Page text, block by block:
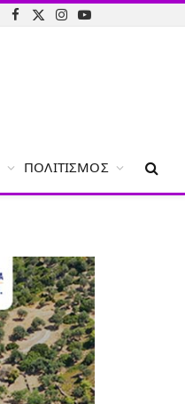
Facebook
X
Instagram
YouTube
ΠΟΛΙΤΙΣΜΌΣ